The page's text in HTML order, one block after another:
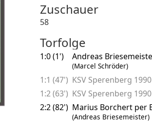
Zuschauer
58
Torfolge
1:0 (1') Andreas
(Marcel Schröder)
1:1 (47') KSV Sperenberg 1990
1:2 (63') KSV Sperenberg 1990
2:2 (82') Marius Borchert per
(Andreas Briesemeister)